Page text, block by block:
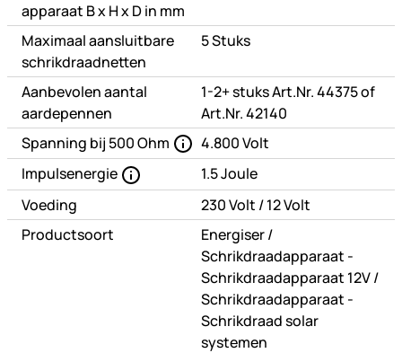
apparaat B x H x D in mm
Maximaal aansluitbare
schrikdraadnetten
5 Stuks
Aanbevolen aantal
aardepennen
1-2+ stuks Art.Nr. 44375 of
Art.Nr. 42140
Spanning bij 500 Ohm
4.800 Volt
Impulsenergie
1.5 Joule
Voeding
230 Volt /of
12 Volt
Productsoort
Energiser/of
Schrikdraadapparaat -
Schrikdraadapparaat 12V/of
Schrikdraadapparaat -
Schrikdraad solar
systemen